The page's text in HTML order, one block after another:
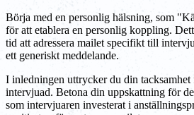
Börja med en personlig hälsning, som
för att etablera en personlig koppling.
tid att adressera mailet specifikt till
ett generiskt meddelande.
I inledningen uttrycker du din
intervjuad. Betona din uppskattning för
som intervjuaren investerat i